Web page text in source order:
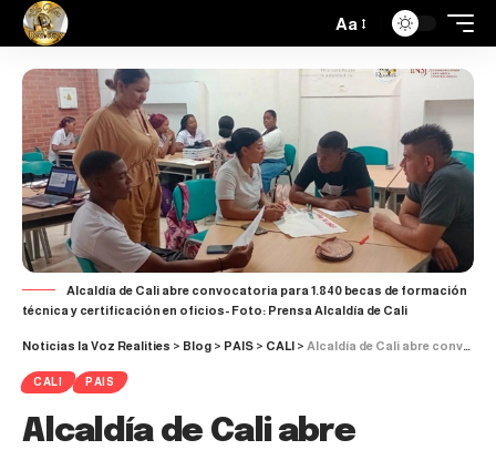
Aa
Alcaldía de Cali abre convocatoria para 1.840 becas de formación
técnica y certificación en oficios- Foto: Prensa Alcaldía de Cali
Noticias la Voz Realities > Blog > PAIS > CALI > Alcaldía de Cali abre convocatoria para 1.840 becas de formación técnica y certificación en oficios
CALI PAIS
Alcaldía de Cali abre